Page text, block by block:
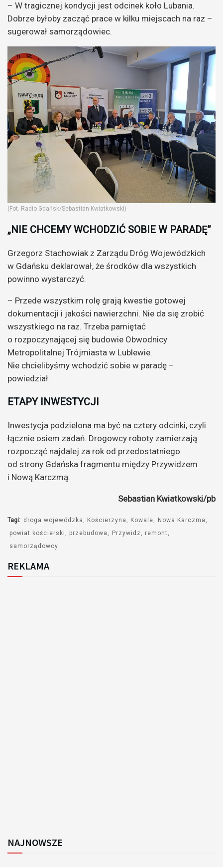
– W tragicznej kondycji jest odcinek koło Lubania.
Dobrze byłoby zacząć prace w kilku miejscach na raz –
sugerował samorządowiec.
(Fot. Radio Gdańsk/Sebastian Kwiatkowski)
„NIE CHCEMY WCHODZIĆ SOBIE W PARADĘ”
Grzegorz Stachowiak z Zarządu Dróg Wojewódzkich
w Gdańsku deklarował, że środków dla wszystkich
powinno wystarczyć.
– Przede wszystkim rolę grają kwestie gotowej
dokumentacji i jakości nawierzchni. Nie da się zrobić
wszystkiego na raz. Trzeba pamiętać
o rozpoczynającej się budowie Obwodnicy
Metropolitalnej Trójmiasta w Lublewie.
Nie chcielibyśmy wchodzić sobie w paradę –
powiedział.
ETAPY INWESTYCJI
Inwestycja podzielona ma być na cztery odcinki, czyli
łącznie osiem zadań. Drogowcy roboty zamierzają
rozpocząć najdalej za rok od przedostatniego
od strony Gdańska fragmentu między Przywidzem
i Nową Karczmą.
Sebastian Kwiatkowski/pb
Tagi: droga wojewódzka Kościerzyna Kowale
Nowa Karczma
powiat kościerski
przebudowa Przywidz
remont
samorządowcy
REKLAMA
NAJNOWSZE